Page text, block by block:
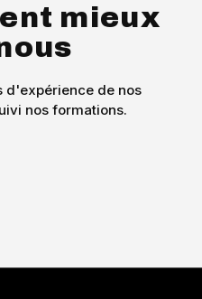
mieux
d'expérience de nos
nos formations.